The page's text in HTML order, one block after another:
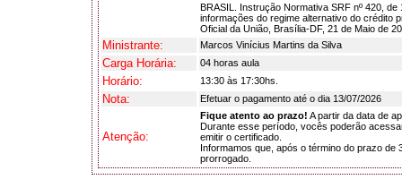
BRASIL. Instrução Normativa SRF nº 420,
informações do regime alternativo do crédito
Oficial da União, Brasília-DF, 21 de Maio de
Ministrante: Marcos Vinícius Martins da Silva
Carga Horária: 04 horas aula
Horário: 13:30 às 17:30hs.
Nota: Efetuar o pagamento até o dia 13/07/2026
Atenção:
Fique atento ao prazo! A partir da data de
Durante esse período, vocês poderão
emitir o certificado.
Informamos que, após o término do prazo
prorrogado.